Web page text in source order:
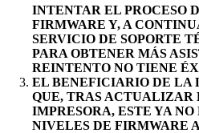
INTENTAR EL PROCESO
FIRMWARE Y, A
SERVICIO DE SOPORTE
PARA OBTENER MÁS
REINTENTO NO TIENE
EL BENEFICIARIO DE LA
QUE, TRAS ACTUALIZAR
IMPRESORA, ESTE YA
NIVELES DE FIRMWARE